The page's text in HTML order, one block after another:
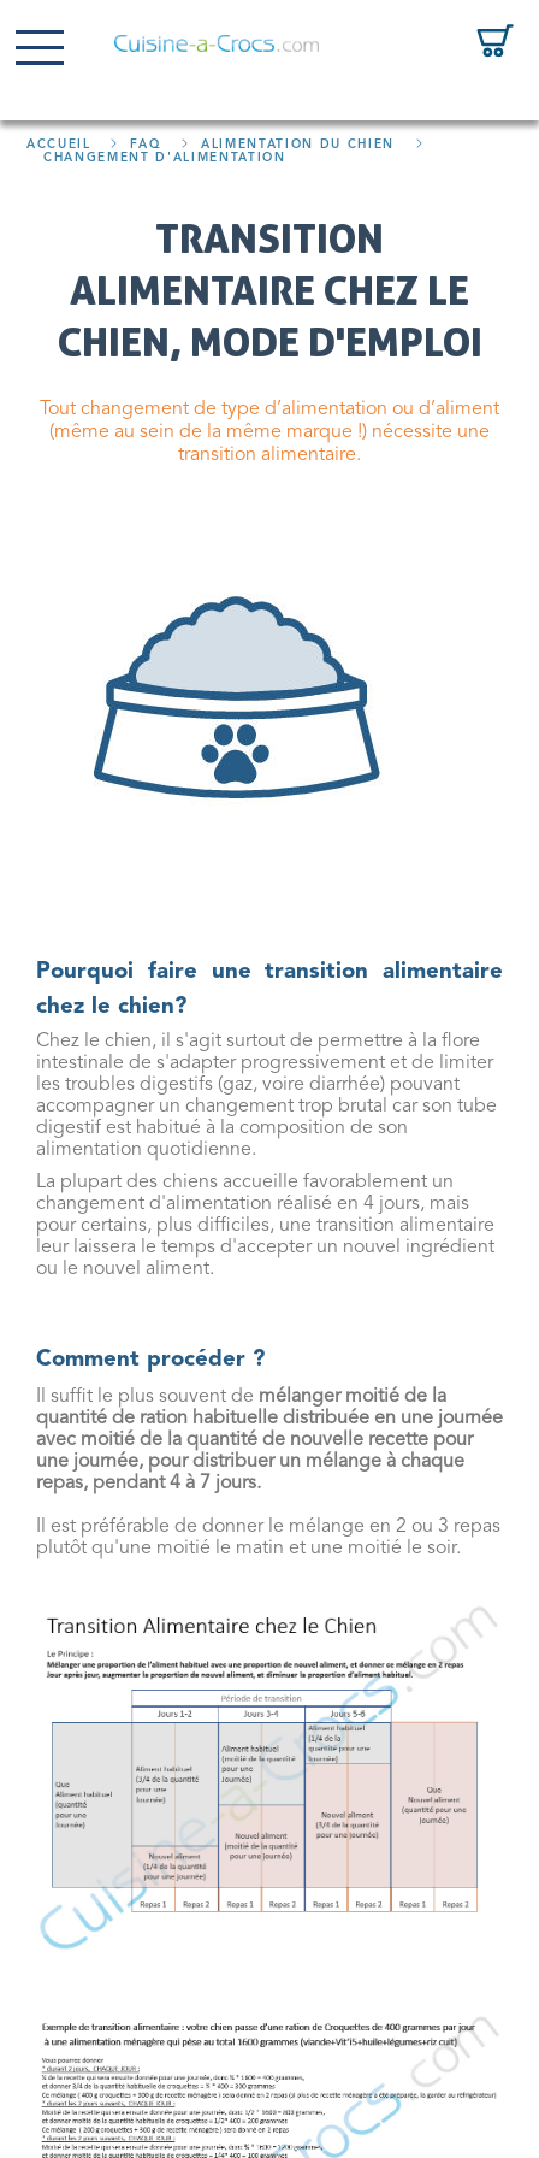
ACCUEIL FAQ
ALIMENTATION DU CHIEN
CHANGEMENT D'ALIMENTATION
TRANSITION
ALIMENTAIRE CHEZ LE
CHIEN, MODE D'EMPLOI
Tout changement de type d’alimentation ou d’aliment
(même au sein de la même marque !) nécessite une
transition alimentaire.
Pourquoi faire une transition alimentaire
chez le chien?
Chez le chien, il s'agit surtout de permettre à la flore
intestinale de s'adapter progressivement et de limiter
les troubles digestifs (gaz, voire diarrhée) pouvant
accompagner un changement trop brutal car son tube
digestif est habitué à la composition de son
alimentation quotidienne.
La plupart des chiens accueille favorablement un
changement d'alimentation réalisé en 4 jours, mais
pour certains, plus difficiles, une transition alimentaire
leur laissera le temps d'accepter un nouvel ingrédient
ou le nouvel aliment.
Comment procéder ?
Il suffit le plus souvent de mélanger moitié de la
quantité de ration habituelle distribuée en une journée
avec moitié de la quantité de nouvelle recette pour
une journée, pour distribuer un mélange à chaque
repas, pendant 4 à 7 jours.
Il est préférable de donner le mélange en 2 ou 3 repas
plutôt qu'une moitié le matin et une moitié le soir.